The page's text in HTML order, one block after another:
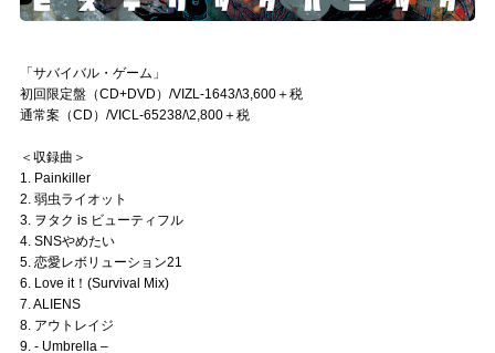
「サバイバル・ゲーム」
初回限定盤（CD+DVD）/VIZL-1643/\3,600＋税
通常案（CD）/VICL-65238/\2,800＋税
＜収録曲＞
1. Painkiller
2. 弱虫ライオット
3. ヲタク is ビューティフル
4. SNSやめたい
5. 恋愛レボリューション21
6. Love it！(Survival Mix)
7. ALIENS
8. アウトレイジ
9. - Umbrella –